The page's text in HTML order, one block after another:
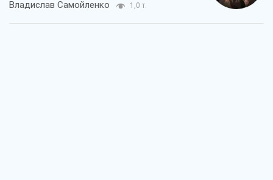
Владислав Самойленко 1,0 т.